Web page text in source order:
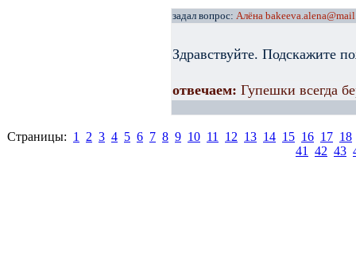
задал вопрос: Алёна
Здравствуйте. Подскажите
отвечаем: Гупешки всегда
Страницы: 1 2 3 4 5 6 7 8 9 10 11 12 13 14 15 16 17 18
41
42 43